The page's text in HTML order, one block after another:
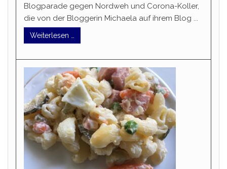
Blogparade gegen Nordweh und Corona-Koller,
die von der Bloggerin Michaela auf ihrem Blog ...
Weiterlesen …